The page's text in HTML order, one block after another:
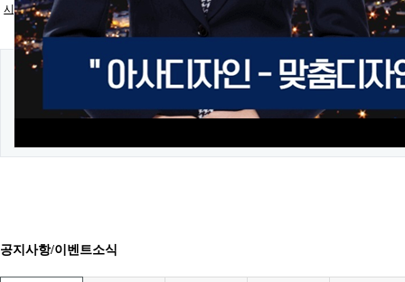
시안,홈피,홍보,회사,웰빙,화장품
부문 및 업종 홈페이지제작추천 및 홈페이지제작업
공지사항/이벤트소식